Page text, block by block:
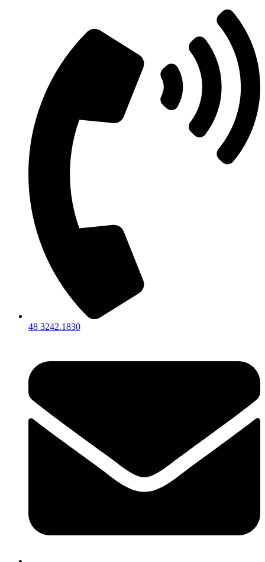
48 3242.1830